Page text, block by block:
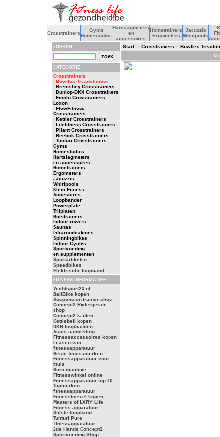
Crosstrainers
Gyms
Homestudios
Hartslagmeters
en
accessoires
Hometrainers
Ergometers
Jacuzzis
Whirlpools
ZOEKEN
CATEGORIE
Crosstrainers
- Bowflex Treadclimber
- Bremshey Crosstrainers
- Dunlop-DKN Crosstrainers
- Finnlo Crosstrainers
Loxon
- FlowFitness
Crosstrainers
- Kettler Crosstrainers
- Lifefitness Crosstrainers
- Pliant Crosstrainers
- Reebok Crosstrainers
- Tunturi Crosstrainers
Gyms
Homestudios
Hartslagmeters
en accessoires
Hometrainers
Ergometers
Jacuzzis
Whirlpools
Klein Fitness
Accesoires
Loopbanden
Powerplate
Trilplaten
Roeitrainers
Indoor rowers
Saunas
Infraroodcabines
Spinningbikes
Indoor Cycles
Sportvoeding
en supplementen
Sportartikelen
Speedbikes
Elektrische loopband
FITNESS INFORMATIEF
Vechtsport24.nl
BallBike kopen
Suspension trainer shop
Concept2 Rudergerate
shop
Concept2 kaufen
Kettlebell kopen
DKN loopbanden
Asics aanbieding
Fitnessaccessoires kopen
Leasen van
fitnessapparatuur
Beste fitnessmerken
Fitnessapparatuur voor
thuis
Burn machine
Fitnesswinkel online
Fitnessapparatuur top 10
Topmerken
fitnessapparatuur
Fitnesstoestel kopen
Masters of LXRY Life
Fitness apparatuur
Stilste loopband
Tunturi Pure
fitnessapparatuur
2de Hands Concept2
Sportvoeding Shop
Start> Crosstrainers > Bowflex